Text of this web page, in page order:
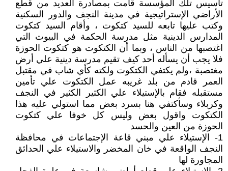
تأسيس تلك المؤسسة قامت بمصادرة العديد من قطع
الأراضي الإستراتيجية في مدينة النجف والدور السكنية
وكتب عليها تابعه للسيد كتكوت ، وأقام السيد كتكوت
المدارس الدينية مثل مدرسة الحكمة في البيوت التي
اغتصبها من الناس ، وبما أن الكتكوت هو كتكوت الحوزة
فلا يجب أن يسأله أحد كيف تقيم مدرسة دينية علي أرض
مغتصبة ،ولم يكتفي الكتكوت ولكته كأي شاب في مقتبل
العمر قادم من بلد غريبه عمل الكتكوت علي تأمين
مستقبله فقام بالإستيلاء علي الكثير الكثير في النجف
وكربلاء وسأكتفي هنا بسرد بعض مما استولي عليه هذا
الكتكوت واقول بعض وليس كل خوفا علي كتكوت
الحوزة من العين والحسد
1- الإستيلاء علي مبني قاعة الإجتماعات في محافظة
النجف الواقعة في خان المخضر والاستيلاء علي الحدائق
المجاورة لها